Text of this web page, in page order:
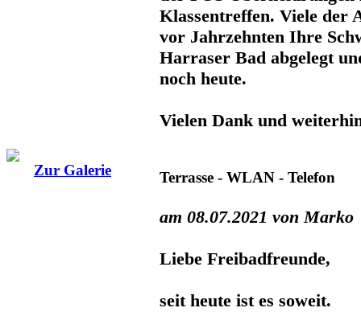
Klassentreffen. Viele der
vor Jahrzehnten Ihre
Harraser Bad abgelegt
noch heute.
Vielen Dank und
Zur Galerie Terrasse - WLAN - Telefon
am 08.07.2021 von Marko
Liebe Freibadfreunde,
seit heute ist es soweit.